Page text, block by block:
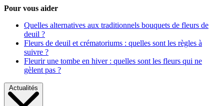
Pour vous aider
Quelles alternatives aux traditionnels bouquets de fleurs de
deuil ?
Fleurs de deuil et crématoriums : quelles sont les règles à
suivre ?
Fleurir une tombe en hiver : quelles sont les fleurs qui ne
gèlent pas ?
Actualités